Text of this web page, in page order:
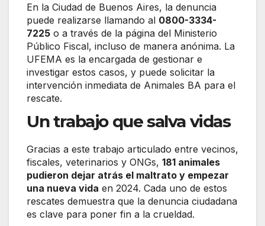
En la Ciudad de Buenos Aires, la denuncia
puede realizarse llamando al 0800-3334-
7225 o a través de la página del Ministerio
Público Fiscal, incluso de manera anónima. La
UFEMA es la encargada de gestionar e
investigar estos casos, y puede solicitar la
intervención inmediata de Animales BA para el
rescate.
Un trabajo que salva vidas
Gracias a este trabajo articulado entre vecinos,
fiscales, veterinarios y ONGs, 181 animales
pudieron dejar atrás el maltrato y empezar
una nueva vida en 2024. Cada uno de estos
rescates demuestra que la denuncia ciudadana
es clave para poner fin a la crueldad.